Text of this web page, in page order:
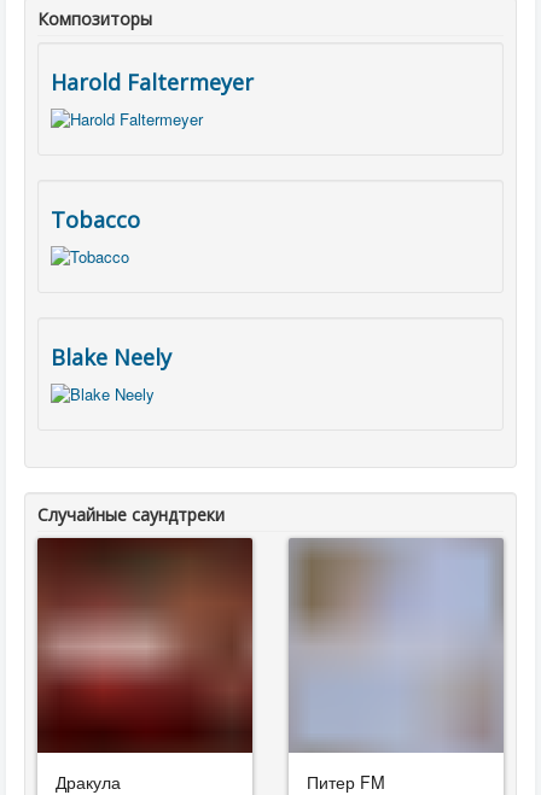
Композиторы
Harold Faltermeyer
Tobacco
Blake Neely
Случайные саундтреки
Дракула Питер FM